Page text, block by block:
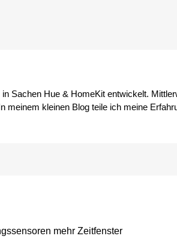
Sachen Hue & HomeKit entwickelt.
meinem kleinen Blog teile ich meine
mehr Zeitfenster